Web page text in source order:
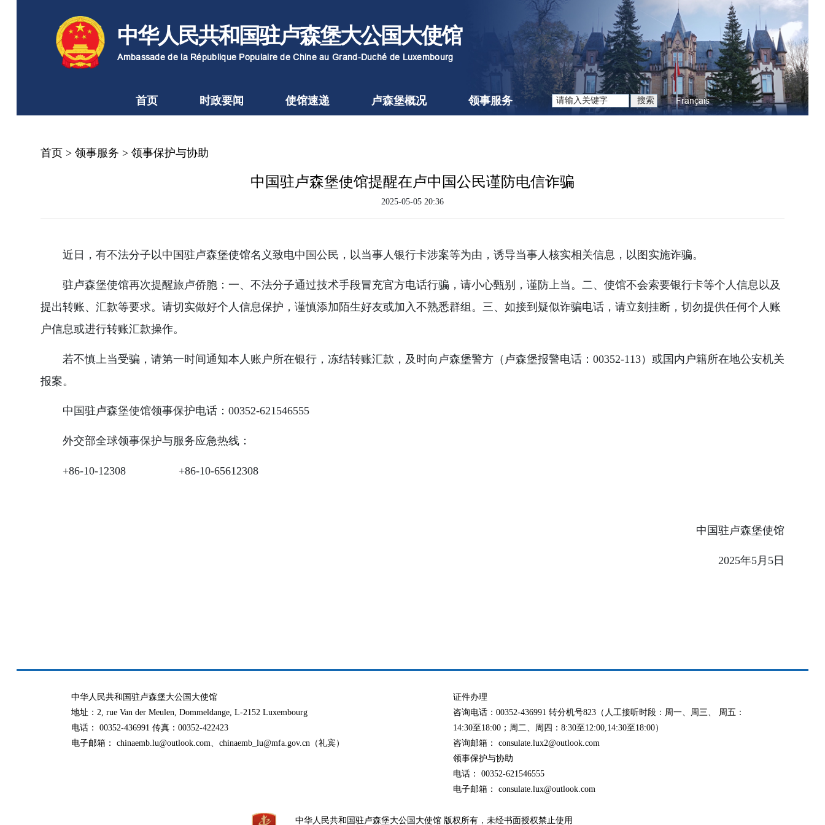
中华人民共和国驻卢森堡大公国大使馆
Ambassade de la République Populaire de Chine au Grand-Duché de Luxembourg
首页 时政要闻 使馆速递 卢森堡概况 领事服务 Français
首页> 领事服务 > 领事保护与协助
中国驻卢森堡使馆提醒在卢中国公民谨防电信诈骗
2025-05-05 20:36
近日，有不法分子以中国驻卢森堡使馆名义致电中国公民，以当事人银行卡涉案等为由，诱导当事人核实相关信息，以图实施诈骗。
驻卢森堡使馆再次提醒旅卢侨胞：一、不法分子通过技术手段冒充官方电话行骗，请小心甄别，谨防上当。二、使馆不会索要银行卡等个人信息以及
提出转账、汇款等要求。请切实做好个人信息保护，谨慎添加陌生好友或加入不熟悉群组。三、如接到疑似诈骗电话，请立刻挂断，切勿提供任何个人账
户信息或进行转账汇款操作。
若不慎上当受骗，请第一时间通知本人账户所在银行，冻结转账汇款，及时向卢森堡警方（卢森堡报警电话：00352-113）或国内户籍所在地公安机关
报案。
中国驻卢森堡使馆领事保护电话：00352-621546555
外交部全球领事保护与服务应急热线：
+86-10-12308 +86-10-65612308
中国驻卢森堡使馆
2025年5月5日
中华人民共和国驻卢森堡大公国大使馆
地址：2, rue Van der Meulen, Dommeldange, L-2152 Luxembourg
电话： 00352-436991 传真：00352-422423
电子邮箱： chinaemb.lu@outlook.com、chinaemb_lu@mfa.gov.cn（礼宾）
证件办理
咨询电话：00352-436991 转分机号823（人工接听时段：周一、周三、 周五：
14:30至18:00；周二、周四：8:30至12:00,14:30至18:00）
咨询邮箱： consulate.lux2@outlook.com
领事保护与协助
电话： 00352-621546555
电子邮箱： consulate.lux@outlook.com
中华人民共和国驻卢森堡大公国大使馆 版权所有，未经书面授权禁止使用